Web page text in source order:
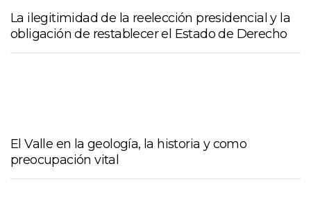
La ilegitimidad de la reelección presidencial y la
obligación de restablecer el Estado de Derecho
El Valle en la geología, la historia y como
preocupación vital